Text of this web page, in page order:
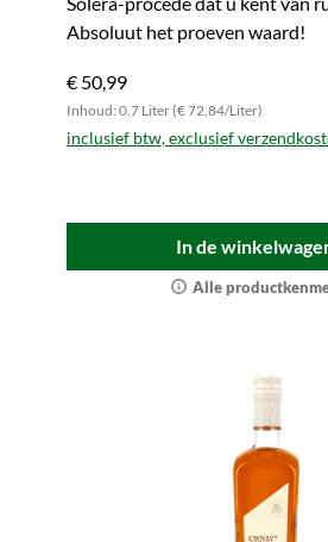
Absoluut het proeven waard!
€ 50,99
Inhoud: 0.7 Liter (€ 72,84/Liter)
inclusief btw, exclusief
In de
Alle